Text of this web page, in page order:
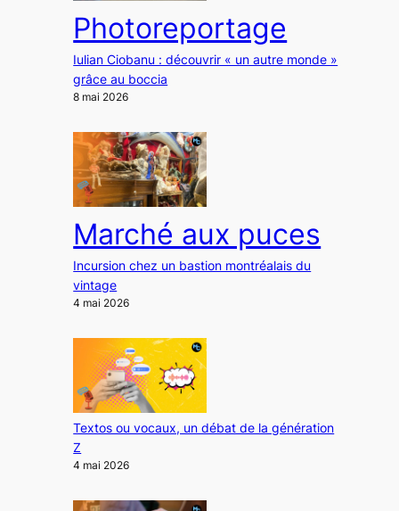
Photoreportage
Iulian Ciobanu : découvrir « un autre monde »
grâce au boccia
8 mai 2026
Marché aux puces
Incursion chez un bastion montréalais du
vintage
4 mai 2026
Textos ou vocaux, un débat de la génération
Z
4 mai 2026